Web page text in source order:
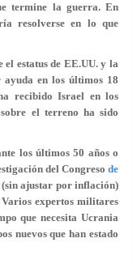
termine la guerra. En
resolverse en lo que
estatus de EE.UU. y la
en los últimos 18
recibido Israel en los
el terreno ha sido
los últimos 50 años o
del Congreso de
ajustar por inflación)
expertos militares
que necesita Ucrania
nuevos que han estado